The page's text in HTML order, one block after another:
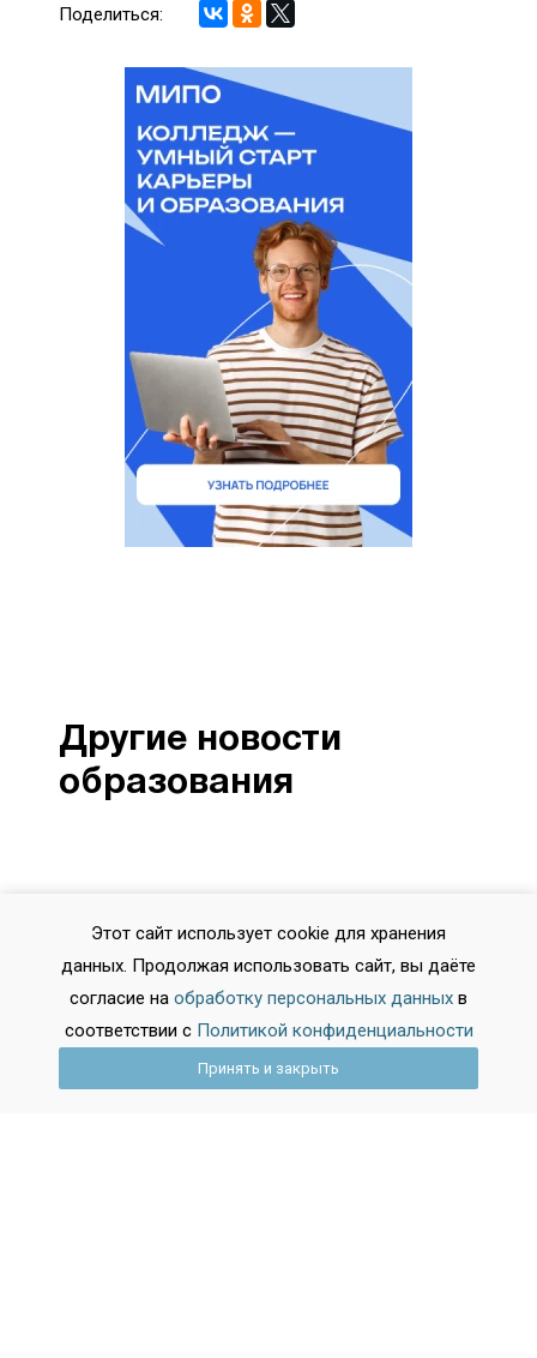
Поделиться:
Другие новости
образования
2024-04-18 05:55:55 Новости образования
В Колледже «Звездный» успешно
профессионального мастерства
«Абилимпикс» по компетенции
«Банковское дело»
Этот сайт использует cookie для хранения
данных. Продолжая использовать сайт, вы даёте
согласие на обработку персональных данных в
соответствии с Политикой конфиденциальности
Принять и закрыть